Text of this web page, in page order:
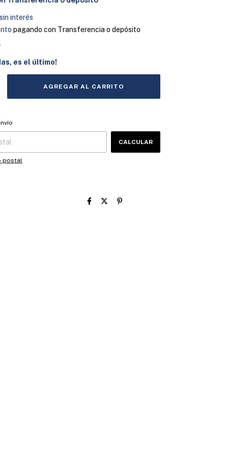
sin interés
pagando con Transferencia o depósito
es el último!
CALCULAR
postal